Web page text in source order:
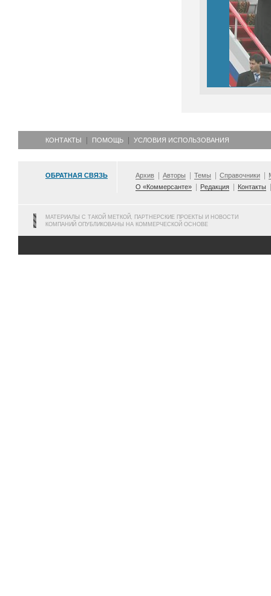
КОНТАКТЫ ПОМОЩЬ УСЛОВИЯ ИСПОЛЬЗОВАНИЯ
ОБРАТНАЯ СВЯЗЬ Архив Авторы Темы Справочники
О «Коммерсанте»
Редакция Контакты
МАТЕРИАЛЫ С ТАКОЙ МЕТКОЙ, ПАРТНЕРСКИЕ ПРОЕКТЫ И НОВОСТИ
КОМПАНИЙ ОПУБЛИКОВАНЫ НА КОММЕРЧЕСКОЙ ОСНОВЕ